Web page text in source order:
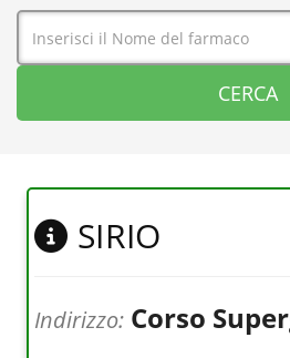
SIRIO
Indirizzo: Corso